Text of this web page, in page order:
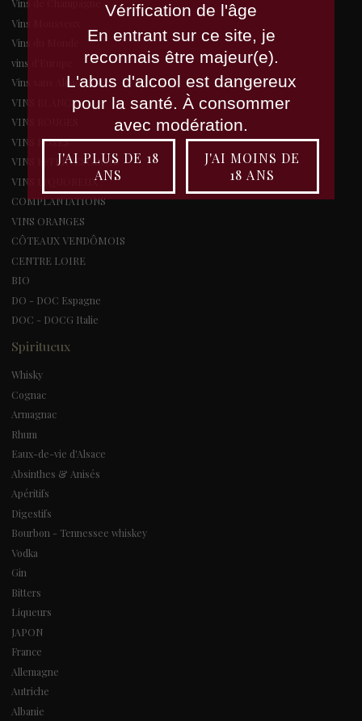
Vins de Champagne
Vins Mousseux
Vins du Monde
vins d'Europe
Vins sans Alcool
VINS BLANCS
VINS ROUGES
VINS ROSES
VINS EFFERVESCENTS
VINS LIQUOREUX
COMPLANTATIONS
VINS ORANGES
CÔTEAUX VENDÔMOIS
CENTRE LOIRE
BIO
DO - DOC Espagne
DOC - DOCG Italie
Spiritueux
Whisky
Cognac
Armagnac
Rhum
Eaux-de-vie d'Alsace
Absinthes & Anisés
Apéritifs
Digestifs
Bourbon - Tennessee whiskey
Vodka
Gin
Bitters
Liqueurs
JAPON
France
Allemagne
Autriche
Albanie
Vérification de l'âge
En entrant sur ce site, je
reconnais être majeur(e).
L'abus d'alcool est dangereux
pour la santé. À consommer
avec modération.
J'AI PLUS DE 18
ANS
J'AI MOINS DE
18 ANS